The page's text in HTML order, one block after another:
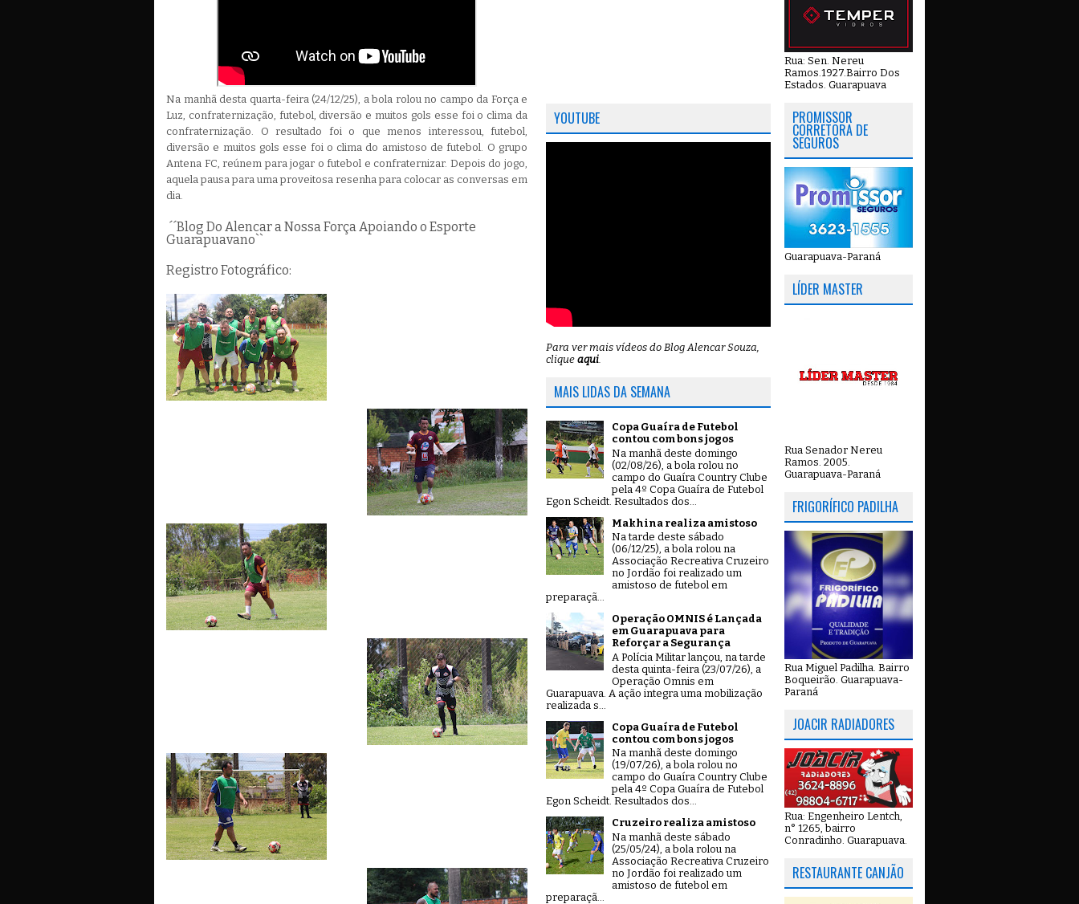
Na manhã desta quarta-feira (24/12/25), a bola rolou no campo da Força e
Luz, confraternização, futebol, diversão e muitos gols esse foi o clima da
confraternização. O resultado foi o que menos interessou, futebol,
diversão e muitos gols esse foi o clima do amistoso de futebol. O grupo
Antena FC, reúnem para jogar o futebol e confraternizar. Depois do jogo,
aquela pausa para uma proveitosa resenha para colocar as conversas em
dia.
´´Blog Do Alencar a Nossa Força Apoiando o Esporte
Guarapuavano``
Registro Fotográfico:
YOUTUBE
Para ver mais vídeos do Blog Alencar Souza,
clique aqui.
MAIS LIDAS DA SEMANA
Copa Guaíra de Futebol
contou com bons jogos
Na manhã deste domingo
(02/08/26), a bola rolou no
campo do Guaíra Country Clube
pela 4º Copa Guaíra de Futebol
Egon Scheidt. Resultados dos...
Makhina realiza amistoso
Na tarde deste sábado
(06/12/25), a bola rolou na
Associação Recreativa Cruzeiro
no Jordão foi realizado um
amistoso de futebol em
preparaçã...
Operação OMNIS é Lançada
em Guarapuava para
Reforçar a Segurança
A Polícia Militar lançou, na tarde
desta quinta-feira (23/07/26), a
Operação Omnis em
Guarapuava. A ação integra uma mobilização
realizada s...
Copa Guaíra de Futebol
contou com bons jogos
Na manhã deste domingo
(19/07/26), a bola rolou no
campo do Guaíra Country Clube
pela 4º Copa Guaíra de Futebol
Egon Scheidt. Resultados dos...
Cruzeiro realiza amistoso
Na manhã deste sábado
(25/05/24), a bola rolou na
Associação Recreativa Cruzeiro
no Jordão foi realizado um
amistoso de futebol em
preparaçã...
Rua: Sen. Nereu
Ramos.1927.Bairro Dos
Estados. Guarapuava
PROMISSOR
CORRETORA DE
SEGUROS
Guarapuava-Paraná
LÍDER MASTER
Rua Senador Nereu
Ramos. 2005.
Guarapuava-Paraná
FRIGORÍFICO PADILHA
Rua Miguel Padilha. Bairro
Boqueirão. Guarapuava-
Paraná
JOACIR RADIADORES
Rua: Engenheiro Lentch,
n° 1265, bairro
Conradinho. Guarapuava.
RESTAURANTE CANJÃO